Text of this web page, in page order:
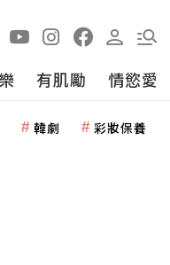
有肌勵 情慾愛
韓劇 彩妝保養